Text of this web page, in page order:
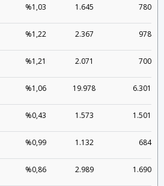
%1,03 1.645 780
%1,22 2.367 978
%1,21 2.071 700
%1,06 19.978 6.301
%0,43 1.573 1.501
%0,99 1.132 684
%0,86 2.989 1.690